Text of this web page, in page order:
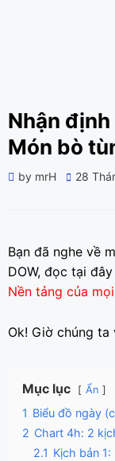
Nhận
Món bò
by mrH
Posted
28
Bạn đã nghe về
DOW, đọc tại
Nền tảng của
Ok! Giờ chúng ta
Mục lục Ẩn
1 Biểu đồ ngày
2 Chart 4h: 2
2.1 Kịch bản